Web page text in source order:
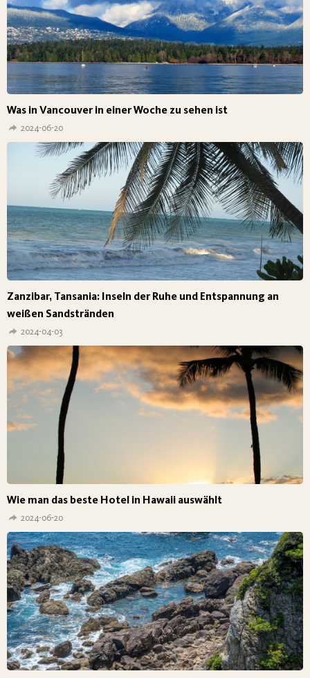
Was in Vancouver in einer Woche zu sehen ist
2024-06-20
Zanzibar, Tansania: Inseln der Ruhe und Entspannung an
weißen Sandstränden
2024-04-03
Wie man das beste Hotel in Hawaii auswählt
2024-06-20